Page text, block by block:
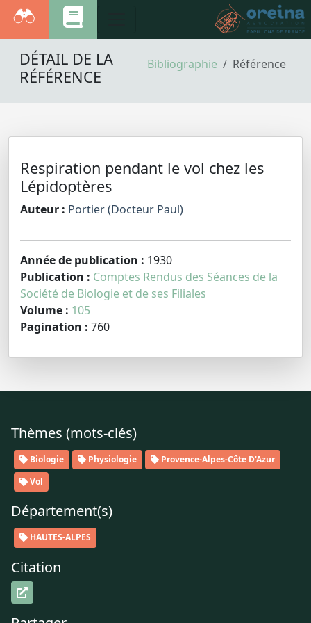
Bibliographie Référence
DÉTAIL DE LA
RÉFÉRENCE
Respiration pendant le vol chez les
Lépidoptères
Auteur : Portier (Docteur Paul)
Année de publication : 1930
Publication : Comptes Rendus des Séances de la
Société de Biologie et de ses Filiales
Volume : 105
Pagination : 760
Thèmes (mots-clés)
Biologie Physiologie
Provence-Alpes-Côte D'Azur
Vol
Département(s)
HAUTES-ALPES
Citation